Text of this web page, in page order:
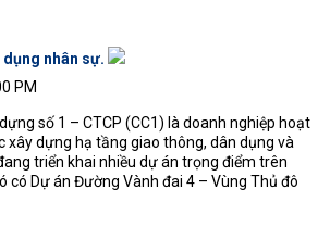
nhân sự.
PM
số 1 – CTCP (CC1) là doanh nghiệp hoạt
xây dựng hạ tầng giao thông, dân dụng và
triển khai nhiều dự án trọng điểm trên
có Dự án Đường Vành đai 4 – Vùng Thủ đô